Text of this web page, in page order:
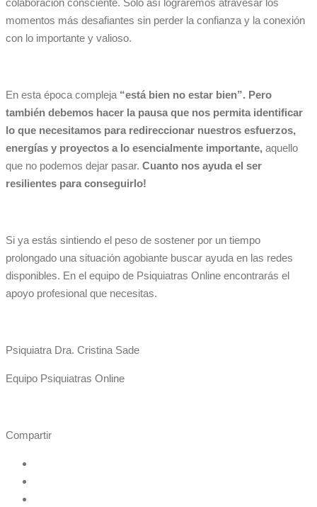
colaboración consciente. Sólo así lograremos atravesar los
momentos más desafiantes sin perder la confianza y la conexión
con lo importante y valioso.
En esta época compleja “está bien no estar bien”. Pero
también debemos hacer la pausa que nos permita identificar
lo que necesitamos para redireccionar nuestros esfuerzos,
energías y proyectos a lo esencialmente importante, aquello
que no podemos dejar pasar. Cuanto nos ayuda el ser
resilientes para conseguirlo!
Si ya estás sintiendo el peso de sostener por un tiempo
prolongado una situación agobiante buscar ayuda en las redes
disponibles. En el equipo de Psiquiatras Online encontrarás el
apoyo profesional que necesitas.
Psiquiatra Dra. Cristina Sade
Equipo Psiquiatras Online
Compartir